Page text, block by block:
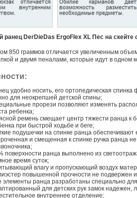
ранец DerDieDas ErgoFlex XL Пес на скейте
850 граммов отличается увеличенным
и двумя пеналами, которые идут в одном
удобно носить, его ортопедическая
для неокрепшей детской спины;
прорези позволяют изменять
ребенка;
ремень смещает центр тяжести ранца к
при быстрой ходьбе и беге;
подушечки на спинке ранца
и смещенная к спинке ручка ранца
поверхности ранца выполнено из
время суток;
влагу и пропускающий воздух
повышенной прочности не подвержен
элементы ранца разработаны специально
для детских рук замок надежен,
внутреннее отделение;